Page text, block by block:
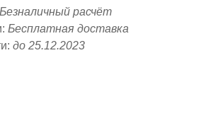
Безналичный расчёт
Бесплатная доставка
до 25.12.2023